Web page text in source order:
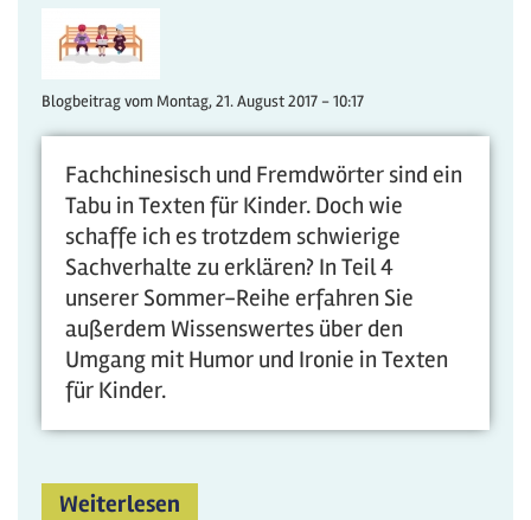
Blogbeitrag vom Montag, 21. August 2017 - 10:17
Fachchinesisch und Fremdwörter sind ein
Tabu in Texten für Kinder. Doch wie
schaffe ich es trotzdem schwierige
Sachverhalte zu erklären? In Teil 4
unserer Sommer-Reihe erfahren Sie
außerdem Wissenswertes über den
Umgang mit Humor und Ironie in Texten
für Kinder.
Weiterlesen